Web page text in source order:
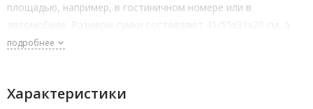
площадью, например, в гостиничном номере или в
автомобиле. Размеры сумки составляют 41/55х31х20 см, а
объем - 26/35 литров. Весит она всего 0,9 кг, что делает ее
Размеры сумки позволяют использовать ее в ручной клади
подробнее
Характеристики